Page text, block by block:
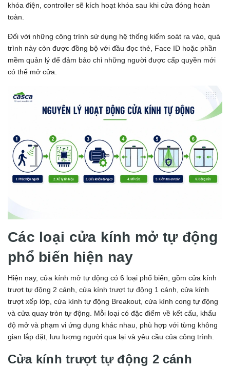
khóa điện, controller sẽ kích hoạt khóa sau khi cửa đóng hoàn
toàn.
Đối với những công trình sử dụng hệ thống kiểm soát ra vào, quá
trình này còn được đồng bộ với đầu đọc thẻ, Face ID hoặc phần
mềm quản lý để đảm bảo chỉ những người được cấp quyền mới
có thể mở cửa.
Các loại cửa kính mở tự động
phổ biến hiện nay
Hiện nay, cửa kính mở tự động có 6 loại phổ biến, gồm cửa kính
trượt tự động 2 cánh, cửa kính trượt tự động 1 cánh, cửa kính
trượt xếp lớp, cửa kính tự động Breakout, cửa kính cong tự động
và cửa quay tròn tự động. Mỗi loại có đặc điểm về kết cấu, khẩu
độ mở và phạm vi ứng dụng khác nhau, phù hợp với từng không
gian lắp đặt, lưu lượng người qua lại và yêu cầu của công trình.
Cửa kính trượt tự động 2 cánh